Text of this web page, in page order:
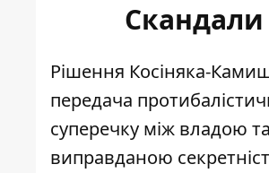
Скандали
Рішення Косіняка-
передача
суперечку між владою
виправданою